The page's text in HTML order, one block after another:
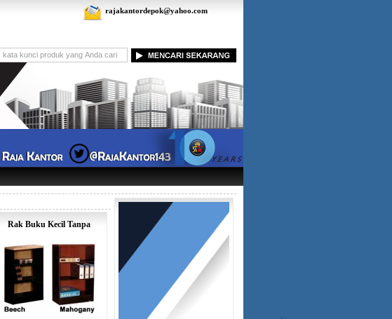
Rak Buku Kecil Tanpa
rajakantordepok@yahoo.com